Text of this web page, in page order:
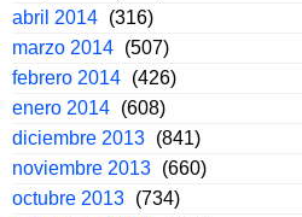
abril 2014 (316)
marzo 2014 (507)
febrero 2014 (426)
enero 2014 (608)
diciembre 2013 (841)
noviembre 2013 (660)
octubre 2013 (734)